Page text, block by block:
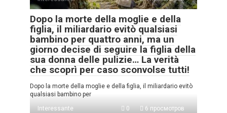
Dopo la morte della moglie e della
figlia, il miliardario evitò qualsiasi
bambino per quattro anni, ma un
giorno decise di seguire la figlia della
sua donna delle pulizie… La verità
che scoprì per caso sconvolse tutti!
Dopo la morte della moglie e della figlia, il miliardario evitò
qualsiasi bambino per
Interessante
0 6 просмотров